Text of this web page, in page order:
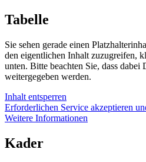
Tabelle
Sie sehen gerade einen
den eigentlichen Inhalt zuzugreifen,
unten. Bitte beachten Sie, dass dabei
weitergegeben werden.
Inhalt entsperren
Erforderlichen Service akzeptieren
Weitere Informationen
Kader